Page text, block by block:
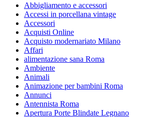
Abbigliamento e accessori
Accessi in porcellana vintage
Accessori
Acquisti Online
Acquisto modernariato Milano
Affari
alimentazione sana Roma
Ambiente
Animali
Animazione per bambini Roma
Annunci
Antennista Roma
Apertura Porte Blindate Legnano